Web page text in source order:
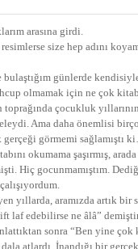
arasına girdi.
size hep adını
günlerde
olmamak için ne çok
çocukluk
Ama daha önemlisi
görmemi sağlamıştı
okumama şaşırmış,
Hiç gocunmamıştım.
yıllarda, aramızda artık
laf edebilirse ne âlâ”
sonra “Ben yine
atlardı. İnandığı bir